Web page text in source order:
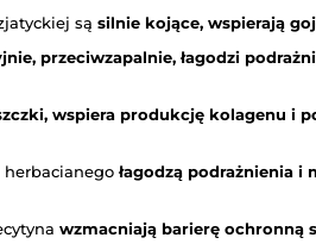
są silnie kojące, wspierają
przeciwzapalnie, łagodzi
wspiera produkcję kolagenu i
łagodzą podrażnienia i
wzmacniają barierę ochronną